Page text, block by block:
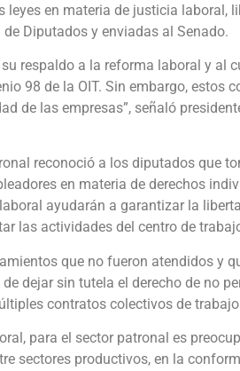
leyes en materia de justicia laboral,
Diputados y enviadas al Senado.
su respaldo a la reforma laboral y al
98 de la OIT. Sin embargo, estos
de las empresas”, señaló
reconoció a los diputados que
en materia de derechos
ayudarán a garantizar la
las actividades del centro de
que no fueron atendidos y
dejar sin tutela el derecho de no
contratos colectivos de
para el sector patronal es
sectores productivos, en la